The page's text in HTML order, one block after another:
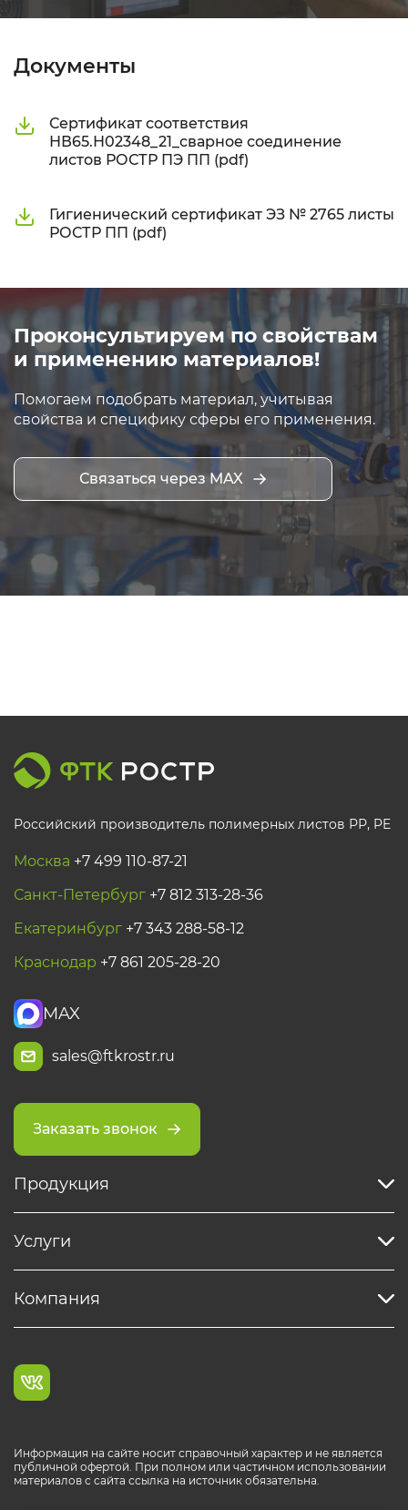
Документы
Сертификат соответствия
НВ65.Н02348_21_сварное соединение
листов РОСТР ПЭ ПП (pdf)
Гигиенический сертификат ЭЗ № 2765 листы
РОСТР ПП (pdf)
Проконсультируем по свойствам
и применению материалов!
Помогаем подобрать материал, учитывая
свойства и специфику сферы его применения.
Связаться через MAX
Российский производитель полимерных листов РР, PE
Москва +7 499 110-87-21
Санкт-Петербург +7 812 313-28-36
Екатеринбург +7 343 288-58-12
Краснодар +7 861 205-28-20
MAX
sales@ftkrostr.ru
Заказать звонок
Продукция
Услуги
Компания
Информация на сайте носит справочный характер и не является
публичной офертой. При полном или частичном использовании
материалов с сайта ссылка на источник обязательна.